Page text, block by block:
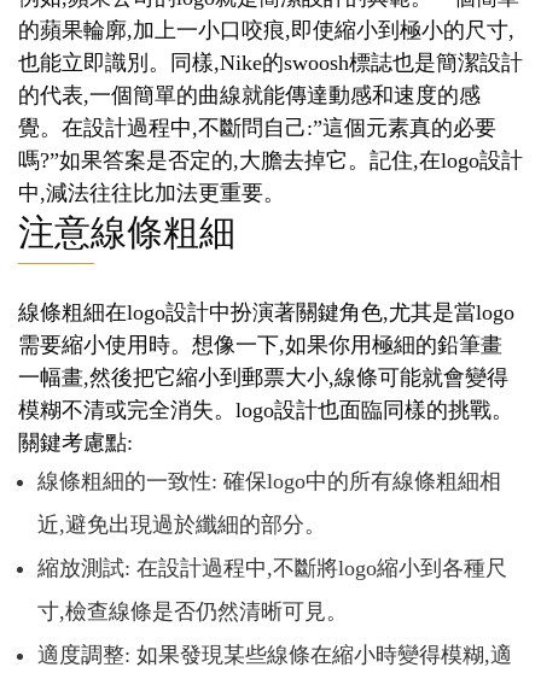
的蘋果輪廓,加上一小口咬痕,即使縮小到極小的尺寸,
也能立即識別。同樣,Nike的swoosh標誌也是簡潔設計
的代表,一個簡單的曲線就能傳達動感和速度的感
覺。在設計過程中,不斷問自己:”這個元素真的必要
嗎?”如果答案是否定的,大膽去掉它。記住,在logo設計
中,減法往往比加法更重要。
注意線條粗細
線條粗細在logo設計中扮演著關鍵角色,尤其是當logo
需要縮小使用時。想像一下,如果你用極細的鉛筆畫
一幅畫,然後把它縮小到郵票大小,線條可能就會變得
模糊不清或完全消失。logo設計也面臨同樣的挑戰。
關鍵考慮點:
線條粗細的一致性: 確保logo中的所有線條粗細相
近,避免出現過於纖細的部分。
縮放測試: 在設計過程中,不斷將logo縮小到各種尺
寸,檢查線條是否仍然清晰可見。
適度調整: 如果發現某些線條在縮小時變得模糊,適